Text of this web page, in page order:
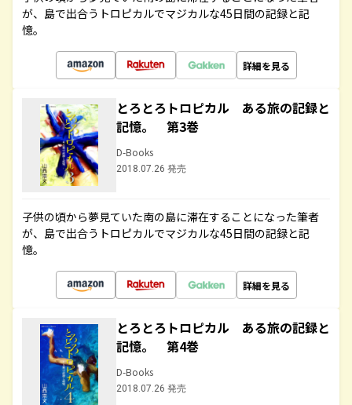
が、島で出合うトロピカルでマジカルな45日間の記録と記
憶。
詳細を見る
とろとろトロピカル ある旅の記録と
記憶。 第3巻
D-Books
2018.07.26 発売
子供の頃から夢見ていた南の島に滞在することになった筆者
が、島で出合うトロピカルでマジカルな45日間の記録と記
憶。
詳細を見る
とろとろトロピカル ある旅の記録と
記憶。 第4巻
D-Books
2018.07.26 発売